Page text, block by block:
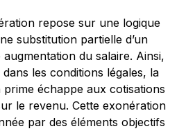
repose sur une logique
substitution partielle d’un
du salaire. Ainsi,
dans les conditions légales, la
échappe aux cotisations
le revenu. Cette exonération
par des éléments objectifs